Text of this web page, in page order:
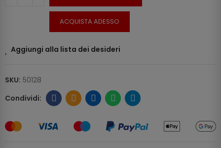
ACQUISTA ADESSO
Aggiungi alla lista dei desideri
SKU: 50128